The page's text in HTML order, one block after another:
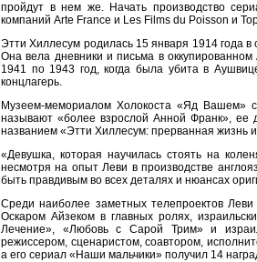
пройдут в нем же. Начать производство
компаний Arte France и Les Films du Poisson и
Этти Хиллесум родилась 15 января 1914 года
Она вела дневники и письма в
1941 по 1943 год, когда была убита в
концлагерь.
Музеем-мемориалом Холокоста «Яд Вашем»
называют «более взрослой Анной Франк», ее
названием «Этти Хиллесум: прерванная жизнь
«Девушка, которая научилась стоять на
несмотря на опыт Леви в производстве
быть правдивым во всех деталях и нюансах
Среди наиболее заметных телепроектов
Оскаром Айзеком в главных ролях,
Лечение», «Любовь с Сарой Трим» и
режиссером, сценаристом, соавтором,
а его сериал «Наши мальчики» получил 14